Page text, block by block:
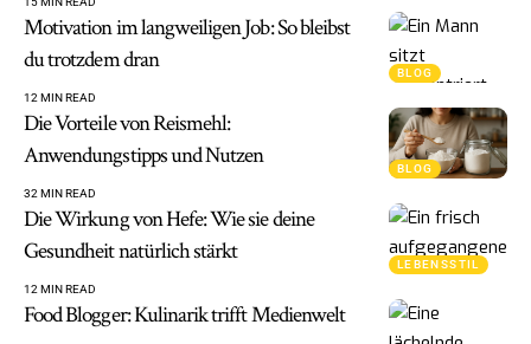
BLOG
Motivation im langweiligen Job: So bleibst
du trotzdem dran
12 MIN READ
BLOG
Die Vorteile von Reismehl:
Anwendungstipps und Nutzen
32 MIN READ
LEBENSSTIL
Die Wirkung von Hefe: Wie sie deine
Gesundheit natürlich stärkt
12 MIN READ
Food Blogger: Kulinarik trifft Medienwelt